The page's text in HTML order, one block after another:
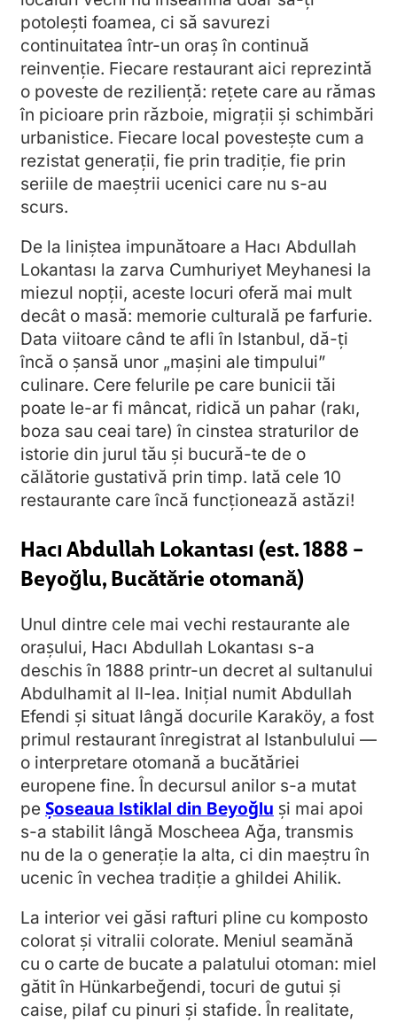
potolești foamea, ci să savurezi
continuitatea într-un oraș în continuă
reinvenție. Fiecare restaurant aici reprezintă
o poveste de reziliență: rețete care au rămas
în picioare prin războie, migrații și schimbări
urbanistice. Fiecare local povestește cum a
rezistat generații, fie prin tradiție, fie prin
seriile de maeștrii ucenici care nu s-au
scurs.
De la liniștea impunătoare a Hacı Abdullah
Lokantası la zarva Cumhuriyet Meyhanesi la
miezul nopții, aceste locuri oferă mai mult
decât o masă: memorie culturală pe farfurie.
Data viitoare când te afli în Istanbul, dă-ți
încă o șansă unor „mașini ale timpului”
culinare. Cere felurile pe care bunicii tăi
poate le-ar fi mâncat, ridică un pahar (rakı,
boza sau ceai tare) în cinstea straturilor de
istorie din jurul tău și bucură-te de o
călătorie gustativă prin timp. Iată cele 10
restaurante care încă funcționează astăzi!
Hacı Abdullah Lokantası (est. 1888 –
Beyoğlu, Bucătărie otomană)
Unul dintre cele mai vechi restaurante ale
orașului, Hacı Abdullah Lokantası s-a
deschis în 1888 printr-un decret al sultanului
Abdulhamit al II-lea. Inițial numit Abdullah
Efendi și situat lângă docurile Karaköy, a fost
primul restaurant înregistrat al Istanbulului —
o interpretare otomană a bucătăriei
europene fine. În decursul anilor s-a mutat
pe Șoseaua Istiklal din Beyoğlu și mai apoi
s-a stabilit lângă Moscheea Ağa, transmis
nu de la o generație la alta, ci din maeștru în
ucenic în vechea tradiție a ghildei Ahilik.
La interior vei găsi rafturi pline cu komposto
colorat și vitralii colorate. Meniul seamănă
cu o carte de bucate a palatului otoman: miel
gătit în Hünkarbeğendi, tocuri de gutui și
caise, pilaf cu pinuri și stafide. În realitate,